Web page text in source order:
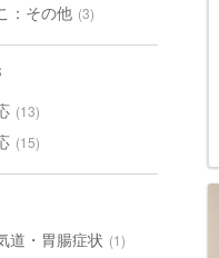
：その他 (3)
(13)
(15)
道・胃腸症状 (1)